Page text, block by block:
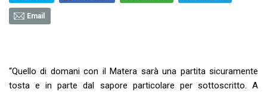
Email
“Quello di domani con il Matera sarà una partita sicuramente
tosta e in parte dal sapore particolare per sottoscritto. A